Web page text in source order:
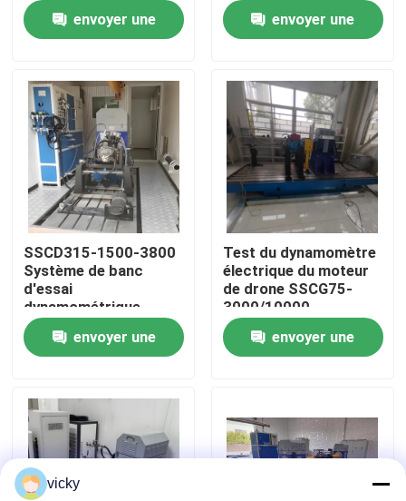
Produits
À propos de nous
Visite de l'usine
Contrôle qualité
Contactez-nous
Nouvelles
Dynamomètre de couple
Dynamomètre à grande vitesse
envoyer une
envoyer une
SSCD315-1500-3800
Système de banc
d'essai
dynamométrique
électrique pour
moteur diesel 315kW
envoyer une
Test du dynamomètre
électrique du moteur
de drone SSCG75-
3000/10000
envoyer une
vicky